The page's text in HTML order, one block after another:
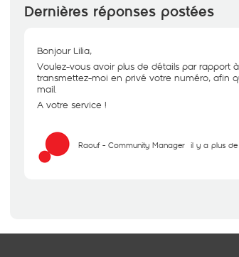
Dernières réponses postées
Bonjour Lilia,
Voulez-vous avoir plus de détails par rapport
transmettez-moi en privé votre numéro, afin
mail.
A votre service !
Raouf - Community Manager il y a plus